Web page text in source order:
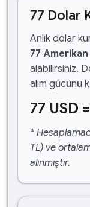
77 Dolar
Anlık dolar
77 Amerikan
alabilirsiniz.
alım gücünü
77 USD
*
TL) ve
alınmıştır.